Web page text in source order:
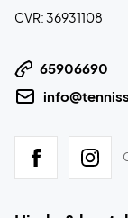
CVR: 36931108
65906690